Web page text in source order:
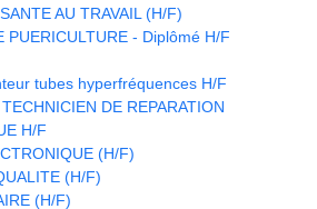
AU TRAVAIL (H/F)
PUERICULTURE - Diplômé H/F
tubes hyperfréquences H/F
DE REPARATION
H/F
(H/F)
(H/F)
(H/F)